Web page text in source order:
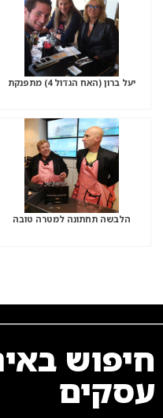
יעל ברון (האח הגדול 4) מתפנקת
הלבשה תחתונה למטרה טובה
חיפוש
עסקים